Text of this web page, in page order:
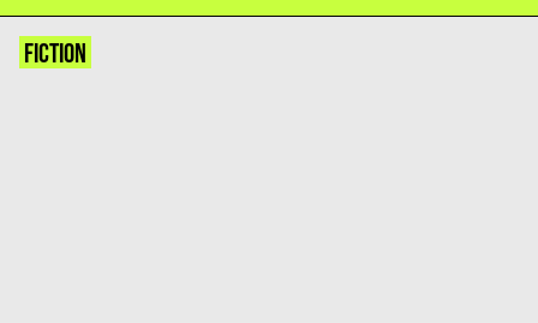
FICTION